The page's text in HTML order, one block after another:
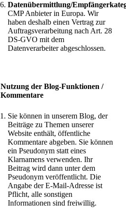
Datenübermittlung/
CMP Anbieter in Europa. Wir
haben deshalb einen Vertrag zur
Auftragsverarbeitung nach Art. 28
DS-GVO mit dem
Datenverarbeiter abgeschlossen.
Nutzung der Blog-Funktionen /
Kommentare
Sie können in unserem Blog, der
Beiträge zu Themen unserer
Website enthält, öffentliche
Kommentare abgeben. Sie können
ein Pseudonym statt eines
Klarnamens verwenden. Ihr
Beitrag wird dann unter dem
Pseudonym veröffentlicht. Die
Angabe der E-Mail-Adresse ist
Pflicht, alle sonstigen
Informationen sind freiwillig.